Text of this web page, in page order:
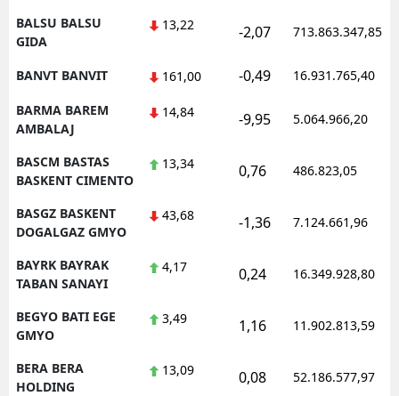
BALSU BALSU
GIDA
13,22 -2,07 713.863.347,85
BANVT BANVIT 161,00 -0,49 16.931.765,40
BARMA BAREM
AMBALAJ
14,84 -9,95 5.064.966,20
BASCM BASTAS
BASKENT CIMENTO
13,34 0,76 486.823,05
BASGZ BASKENT
DOGALGAZ GMYO
43,68 -1,36 7.124.661,96
BAYRK BAYRAK
TABAN SANAYI
4,17 0,24 16.349.928,80
BEGYO BATI EGE
GMYO
3,49 1,16 11.902.813,59
BERA BERA
HOLDING
13,09 0,08 52.186.577,97